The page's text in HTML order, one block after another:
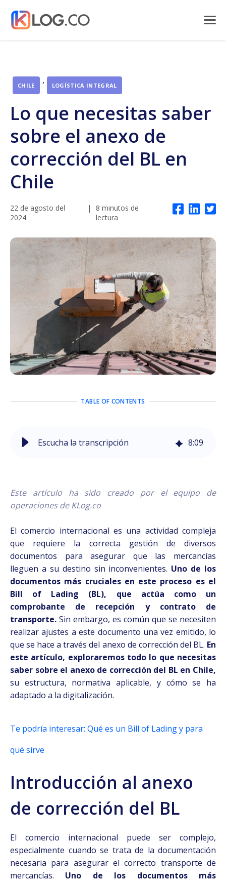
CHILE , LOGÍSTICA INTEGRAL
Lo que necesitas saber
sobre el anexo de
corrección del BL en
Chile
22 de agosto del
2024
|
8 minutos de
lectura
TABLE OF CONTENTS
Escucha la transcripción 8:09
Este artículo ha sido creado por el equipo de
operaciones de KLog.co
El comercio internacional es una actividad compleja
que requiere la correcta gestión de diversos
documentos para asegurar que las mercancías
lleguen a su destino sin inconvenientes. Uno de los
documentos más cruciales en este proceso es el
Bill of Lading (BL), que actúa como un
comprobante de recepción y contrato de
transporte. Sin embargo, es común que se necesiten
realizar ajustes a este documento una vez emitido, lo
que se hace a través del anexo de corrección del BL. En
este artículo, exploraremos todo lo que necesitas
saber sobre el anexo de corrección del BL en Chile,
su estructura, normativa aplicable, y cómo se ha
adaptado a la digitalización.
Te podría interesar: Qué es un Bill of Lading y para
qué sirve
Introducción al anexo
de corrección del BL
El comercio internacional puede ser complejo,
especialmente cuando se trata de la documentación
necesaria para asegurar el correcto transporte de
mercancías. Uno de los documentos más